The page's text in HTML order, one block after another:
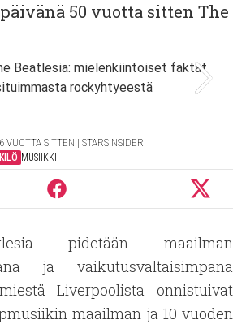
50 vuotta sitten The
VUOTTA SITTEN | STARSINSIDER
MUSIIKKI
pidetään maailman
ja vaikutusvaltaisimpana
Liverpoolista onnistuivat
maailman ja 10 vuoden